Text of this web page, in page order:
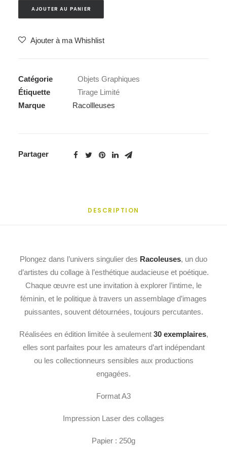
AJOUTER AU PANIER
Ajouter à ma Whishlist
Catégorie
Objets Graphiques
Étiquette
Tirage Limité
Marque
Racollleuses
Partager
DESCRIPTION
Plongez dans l’univers singulier des Racoleuses, un duo
d’artistes du collage à l’esthétique audacieuse et poétique.
Chaque œuvre est une invitation à explorer l’intime, le
féminin, et le politique à travers un assemblage d’images
puissantes, souvent détournées, toujours percutantes.
Réalisées en édition limitée à seulement 30 exemplaires,
elles sont parfaites pour les amateurs d’art indépendant
ou les collectionneurs sensibles aux productions
engagées.
Format A3
Impression Laser des collages
Papier : 250g